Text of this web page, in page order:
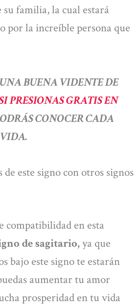
familia, la cual estará
por la increíble persona que
BUENA VIDENTE DE
PRESIONAS GRATIS EN
CONOCER CADA
este signo con otros signos
compatibilidad en esta
de sagitario,ya que
bajo este signo te estarán
aumentar tu amor
prosperidad en tu vida